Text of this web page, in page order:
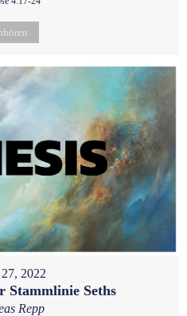
2022
Stammlinie Seths
Repp